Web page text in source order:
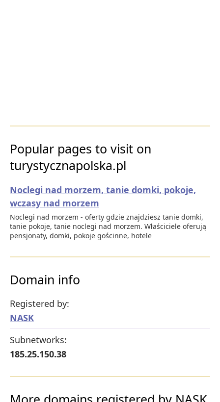
Popular pages to visit on
turystycznapolska.pl
Noclegi nad morzem, tanie domki, pokoje,
wczasy nad morzem
Noclegi nad morzem - oferty gdzie znajdziesz tanie domki,
tanie pokoje, tanie noclegi nad morzem. Właściciele oferują
pensjonaty, domki, pokoje gościnne, hotele
Domain info
Registered by:
NASK
Subnetworks:
185.25.150.38